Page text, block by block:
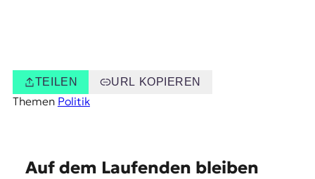
TEILEN URL KOPIEREN
Themen Politik
Auf dem Laufenden bleiben